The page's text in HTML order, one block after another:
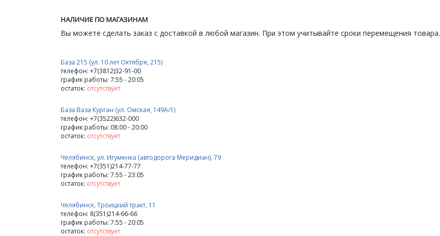
НАЛИЧИЕ ПО МАГАЗИНАМ
Вы можете сделать заказ с доставкой в любой магазин. При этом учитывайте сроки перемещения товара.
База 215 (ул. 10 лет Октября, 215)
телефон: +7(3812)32-91-00
график работы: 7:55 - 20:05
остаток: отсутствует
База Ваза Курган (ул. Омская, 149А/1)
телефон: +7(3522)632-000
график работы: 08:00 - 20:00
остаток: отсутствует
Челябинск, ул. Игуменка (автодорога Меридиан), 79
телефон: +7(351)214-77-77
график работы: 7:55 - 23:05
остаток: отсутствует
Челябинск, Троицкий тракт, 11
телефон: 8(351)214-66-66
график работы: 7:55 - 20:05
остаток: отсутствует